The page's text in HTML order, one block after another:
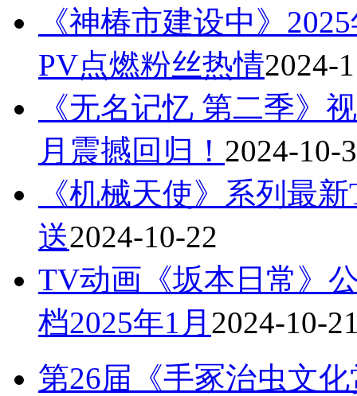
《神椿市建设中》
PV点燃粉丝热情2024-
《无名记忆 第二季》
月震撼回归！ 2024-10-
《机械天使》系列最
送2024-10-22
TV动画《坂本日常》
档2025年1月 2024-10-
第26届《手冢治虫文